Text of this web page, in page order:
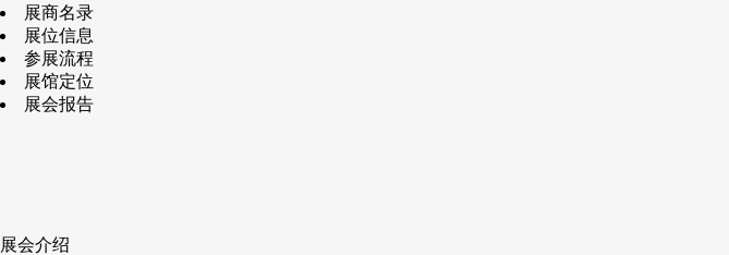
展商名录
展位信息
参展流程
展馆定位
展会报告
展会介绍